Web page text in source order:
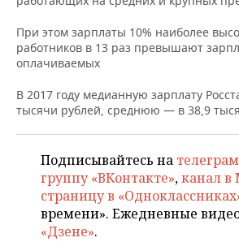
ВОЛЕЙБОЛ
КИБЕРСПОРТ
ФИГУРНОЕ КАТАНИЕ
ХОККЕЙ С МЯЧОМ
ИСТОРИЯ
КУЛЬТУРА
МЕДИЦИНА
ПРОИСШЕСТВИЯ
СПИСОК ПЕРСОН
СПИСОК КОМПАНИЙ
ПОЛНАЯ ВЕРСИЯ
При этом зарплаты 10% наиболее
работников в 13 раз превышают
оплачиваемых
В 2017 году медианную зарплату
тысячи рублей, среднюю — в 38,9
Подписывайтесь на
группу «ВКонтакте»,канал в
страницу в
времени». Ежедневные
«Дзене».